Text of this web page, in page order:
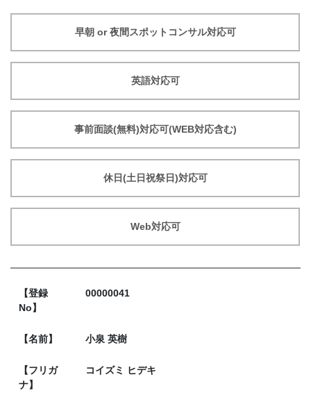
早朝 or 夜間スポットコンサル対応可
英語対応可
事前面談(無料)対応可(WEB対応含む)
休日(土日祝祭日)対応可
Web対応可
【登録
No】
00000041
【名前】 小泉 英樹
【フリガ
ナ】
コイズミ ヒデキ